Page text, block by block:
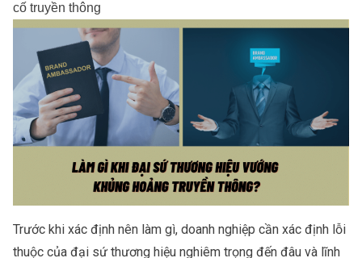
cố truyền thông
Trước khi xác định nên làm gì, doanh nghiệp cần xác định lỗi
thuộc của đại sứ thương hiệu nghiêm trọng đến đâu và lĩnh